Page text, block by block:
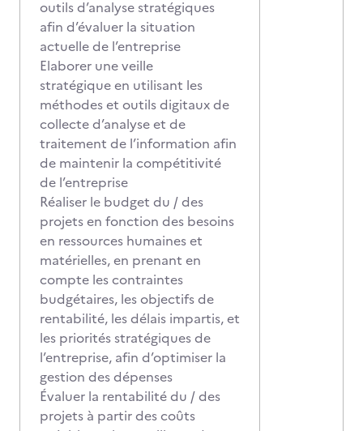
outils d’analyse stratégiques
afin d’évaluer la situation
actuelle de l’entreprise
Elaborer une veille
stratégique en utilisant les
méthodes et outils digitaux de
collecte d’analyse et de
traitement de l’information afin
de maintenir la compétitivité
de l’entreprise
Réaliser le budget du / des
projets en fonction des besoins
en ressources humaines et
matérielles, en prenant en
compte les contraintes
budgétaires, les objectifs de
rentabilité, les délais impartis, et
les priorités stratégiques de
l’entreprise, afin d’optimiser la
gestion des dépenses
Évaluer la rentabilité du / des
projets à partir des coûts